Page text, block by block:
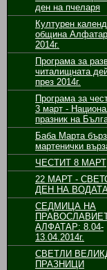
ден на пчеларя
Културен
община
2014г.
Програма за
читалищната
през 2014г.
Програма за
3 март -
празник на
Баба Марта
мартенички
ЧЕСТИТ 8 МАРТ
22 МАРТ -
ДЕН НА
СЕДМИЦА НА
АЛФАТАР: 8.04-
13.04.2014г.
СВЕТЛИ
ПРАЗНИЦИ